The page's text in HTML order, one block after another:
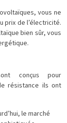
vous ne
prix de l’électricité.
bien sûr, vous
conçus pour
résistance ils ont
le marché